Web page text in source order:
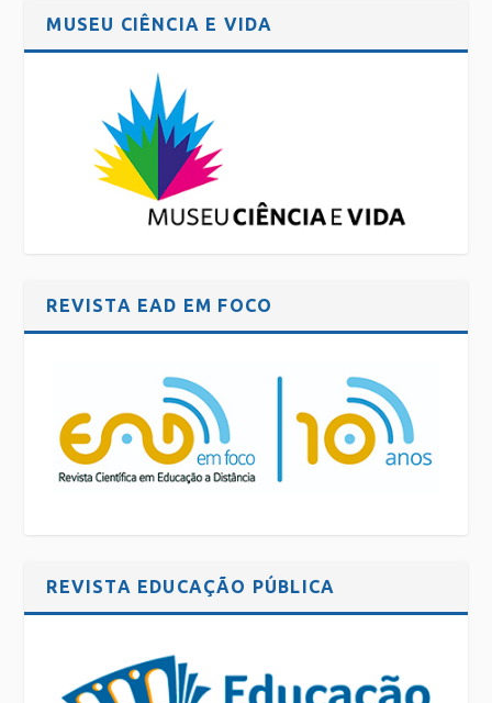
MUSEU CIÊNCIA E VIDA
REVISTA EAD EM FOCO
REVISTA EDUCAÇÃO PÚBLICA